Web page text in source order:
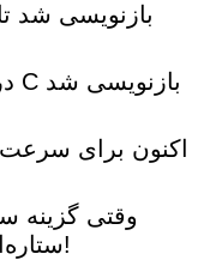
وقتی گزینه
ستاره‌ای واقعی زمین رسم می‌شود!